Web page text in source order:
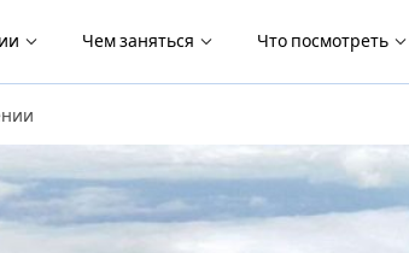
Чем заняться Что посмотреть